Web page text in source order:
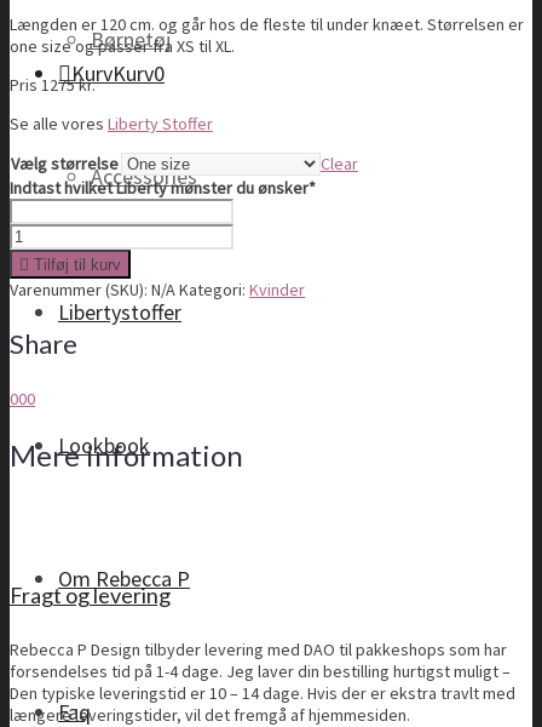
Børnetøj
Accessories
Libertystoffer
Lookbook
Om Rebecca P
Faq
KurvKurv0
Længden er 120 cm. og går hos de fleste til under knæet. Størrelsen er
one size og passer fra XS til XL.
Pris 1275 kr.
Se alle vores Liberty Stoffer
Vælg størrelse
Clear
Indtast hvilket Liberty mønster du ønsker*(required)
Kimono
quantity
Tilføj til kurv
Varenummer (SKU): N/AKategori: Kvinder
Share
000
Mere information
Fragt og levering
Rebecca P Design tilbyder levering med DAO til pakkeshops som har
forsendelses tid på 1-4 dage. Jeg laver din bestilling hurtigst muligt –
Den typiske leveringstid er 10 – 14 dage. Hvis der er ekstra travlt med
længere leveringstider, vil det fremgå af hjemmesiden.